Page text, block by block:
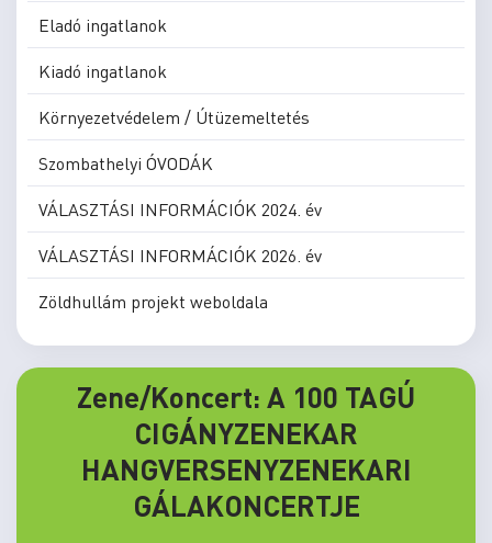
Eladó ingatlanok
Kiadó ingatlanok
Környezetvédelem / Útüzemeltetés
Szombathelyi ÓVODÁK
VÁLASZTÁSI INFORMÁCIÓK 2024. év
VÁLASZTÁSI INFORMÁCIÓK 2026. év
Zöldhullám projekt weboldala
Zene/Koncert: A 100 TAGÚ
CIGÁNYZENEKAR
HANGVERSENYZENEKARI
GÁLAKONCERTJE